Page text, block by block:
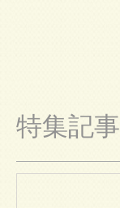
特集記事